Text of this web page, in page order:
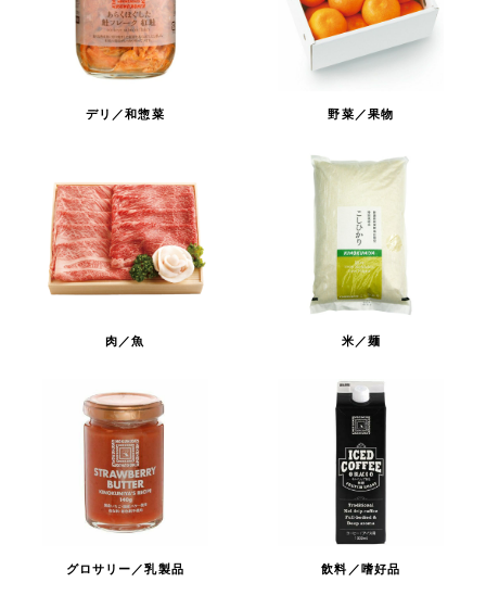
デリ／和惣菜 野菜／果物
肉／魚 米／麺
グロサリー／乳製品 飲料／嗜好品